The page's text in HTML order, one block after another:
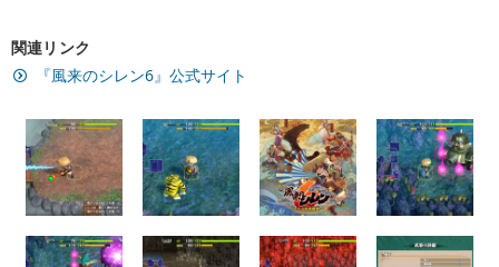
関連リンク
『風来のシレン6』公式サイト